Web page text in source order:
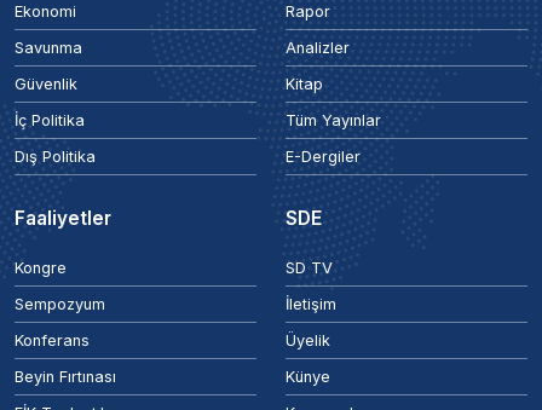
Ekonomi
Savunma
Güvenlik
İç Politika
Dış Politika
Rapor
Analizler
Kitap
Tüm Yayınlar
E-Dergiler
Faaliyetler
Kongre
Sempozyum
Konferans
Beyin Fırtınası
SDE
SD TV
İletişim
Üyelik
Künye